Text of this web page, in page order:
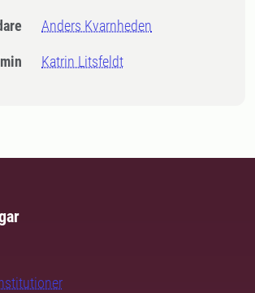
Anders Kvarnheden
Katrin Litsfeldt